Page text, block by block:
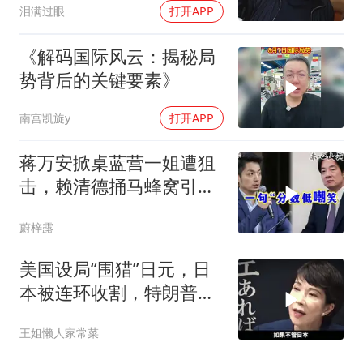
泪满过眼 打开APP
《解码国际风云：揭秘局
势背后的关键要素》
南宫凯旋y 打开APP
蒋万安掀桌蓝营一姐遭狙
击，赖清德捅马蜂窝引风
蔚梓露
美国设局“围猎”日元，日
本被连环收割，特朗普金
王姐懒人家常菜